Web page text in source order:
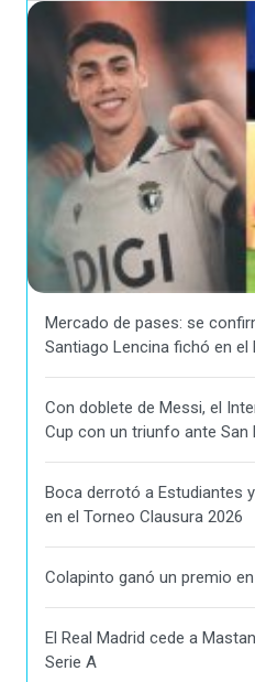
Mercado de pases: se
Santiago Lencina fichó en el
Con doblete de Messi, el
Cup con un triunfo ante San
Boca derrotó a Estudiantes
en el Torneo Clausura 2026
Colapinto ganó un premio
El Real Madrid cede a
Serie A